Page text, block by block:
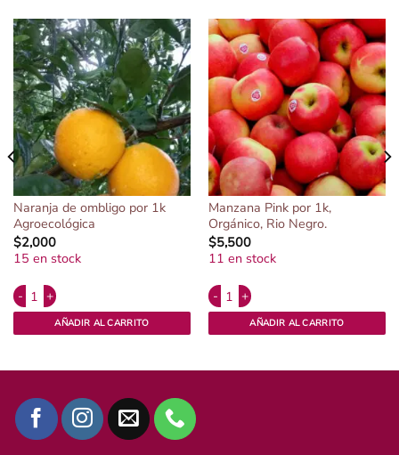
Naranja de ombligo por 1k
Agroecológica
$2,000
15 en stock
Naranja de ombligo por 1k Agroecológica cantidad
AÑADIR AL CARRITO
Manzana Pink por 1k,
Orgánico, Rio Negro.
$5,500
11 en stock
Manzana Pink por 1k, Orgánico, Rio
AÑADIR AL CARRITO
cantidad